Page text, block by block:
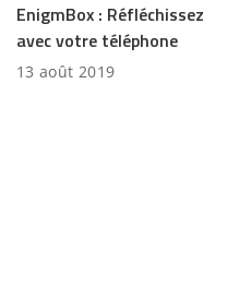
EnigmBox : Réfléchissez
avec votre téléphone
13 août 2019